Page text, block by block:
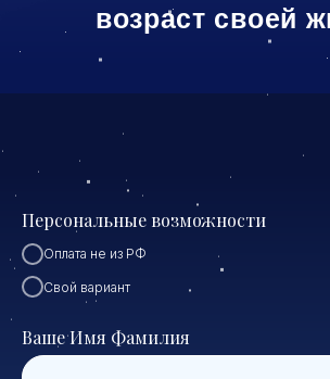
Персональные возможности
Оплата не из РФ
Свой вариант
Ваше Имя Фамилия